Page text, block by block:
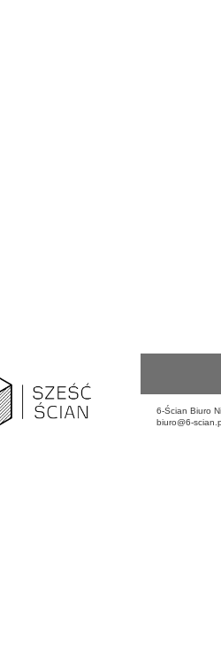
6-Ścian Biuro
biuro@6-